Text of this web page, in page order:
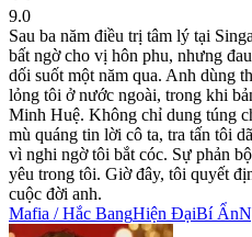
9.0
Sau ba năm điều trị tâm lý tại
bất ngờ cho vị hôn phu, nhưng
dối suốt một năm qua. Anh dùng
lỏng tôi ở nước ngoài, trong khi
Minh Huệ. Không chỉ dung túng
mù quáng tin lời cô ta, tra tấn tôi
vì nghi ngờ tôi bắt cóc. Sự phản
yêu trong tôi. Giờ đây, tôi quyết
cuộc đời anh.
Mafia / Hắc BangHiện ĐạiBí Ẩn